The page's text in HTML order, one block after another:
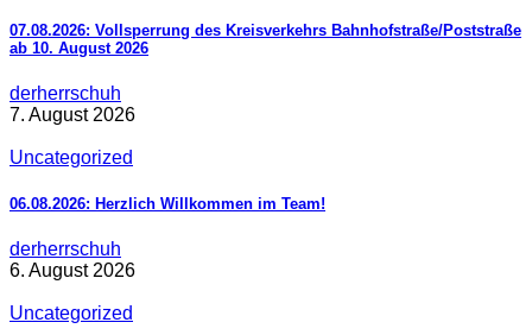
07.08.2026: Vollsperrung des Kreisverkehrs Bahnhofstraße/Poststraße
ab 10. August 2026
derherrschuh
7. August 2026
Uncategorized
06.08.2026: Herzlich Willkommen im Team!
derherrschuh
6. August 2026
Uncategorized